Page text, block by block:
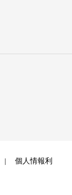
個人情報利